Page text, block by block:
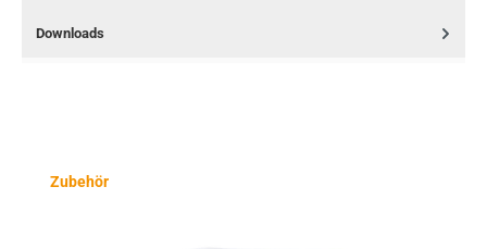
Downloads
Produktgalerie überspringen
Zubehör